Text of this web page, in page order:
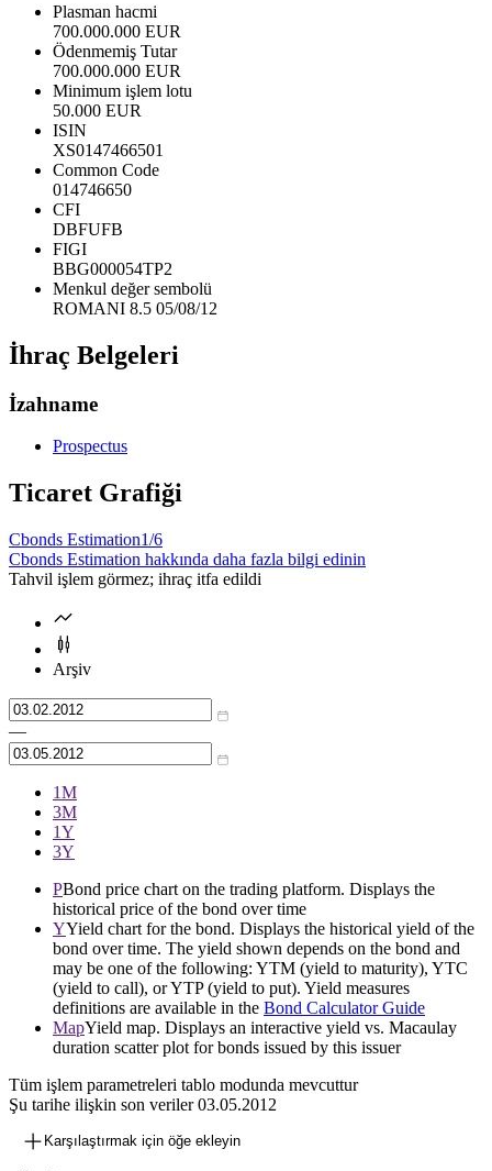
Plasman hacmi
700.000.000 EUR
Ödenmemiş Tutar
700.000.000 EUR
Minimum işlem lotu
50.000 EUR
ISIN
XS0147466501
Common Code
014746650
CFI
DBFUFB
FIGI
BBG000054TP2
Menkul değer sembolü
ROMANI 8.5 05/08/12
İhraç Belgeleri
İzahname
Prospectus
Ticaret Grafiği
Cbonds Estimation1/6
Cbonds Estimation hakkında daha fazla bilgi edinin
Tahvil işlem görmez; ihraç itfa edildi
Arşiv
—
1М
3М
1Y
3Y
PBond price chart on the trading platform. Displays the
historical price of the bond over time
YYield chart for the bond. Displays the historical yield of the
bond over time. The yield shown depends on the bond and
may be one of the following: YTM (yield to maturity), YTC
(yield to call), or YTP (yield to put). Yield measures
definitions are available in the Bond Calculator Guide
MapYield map. Displays an interactive yield vs. Macaulay
duration scatter plot for bonds issued by this issuer
Tüm işlem parametreleri tablo modunda mevcuttur
Şu tarihe ilişkin son veriler03.05.2012
Karşılaştırmak için öğe ekleyin